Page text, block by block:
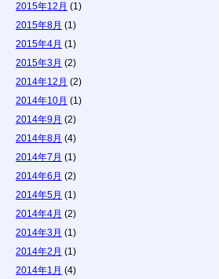
2015年12月 (1)
2015年8月 (1)
2015年4月 (1)
2015年3月 (2)
2014年12月 (2)
2014年10月 (1)
2014年9月 (2)
2014年8月 (4)
2014年7月 (1)
2014年6月 (2)
2014年5月 (1)
2014年4月 (2)
2014年3月 (1)
2014年2月 (1)
2014年1月 (4)